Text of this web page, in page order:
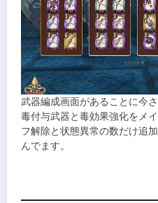
武器編成画面があることに今
毒付与武器と毒効果強化をメ
フ解除と状態異常の数だけ追
んでます。